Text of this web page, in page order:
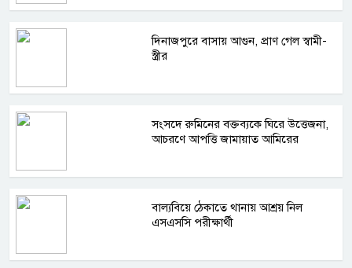
দিনাজপুরে বাসায় আগুন, প্রাণ গেল স্বামী-
স্ত্রীর
সংসদে রুমিনের বক্তব্যকে ঘিরে উত্তেজনা,
আচরণে আপত্তি জামায়াত আমিরের
বাল্যবিয়ে ঠেকাতে থানায় আশ্রয় নিল
এসএসসি পরীক্ষার্থী